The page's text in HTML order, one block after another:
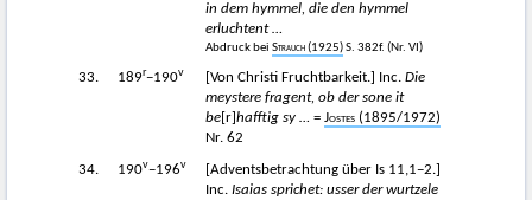
in dem hymmel, die den hymmel
erluchtent …
Abdruck bei Strauch(1925)S. 382f. (Nr. VI)
33. 189r−190v [Von Christi Fruchtbarkeit.] Inc. Die
meystere fragent, ob der sone it
be [r] hafftig sy … = Jostes (1895/1972)
Nr. 62
34. 190v−196v
[Adventsbetrachtung über Is 11,1−2.]
Inc. Isaias sprichet: usser der wurtzele